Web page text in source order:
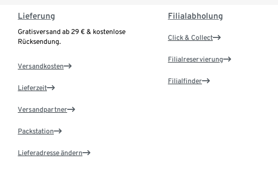
Lieferung
Gratisversand ab 29 € & kostenlose
Rücksendung.
Versandkosten
Lieferzeit
Versandpartner
Packstation
Lieferadresse ändern
Filialabholung
Click & Collect
Filialreservierung
Filialfinder